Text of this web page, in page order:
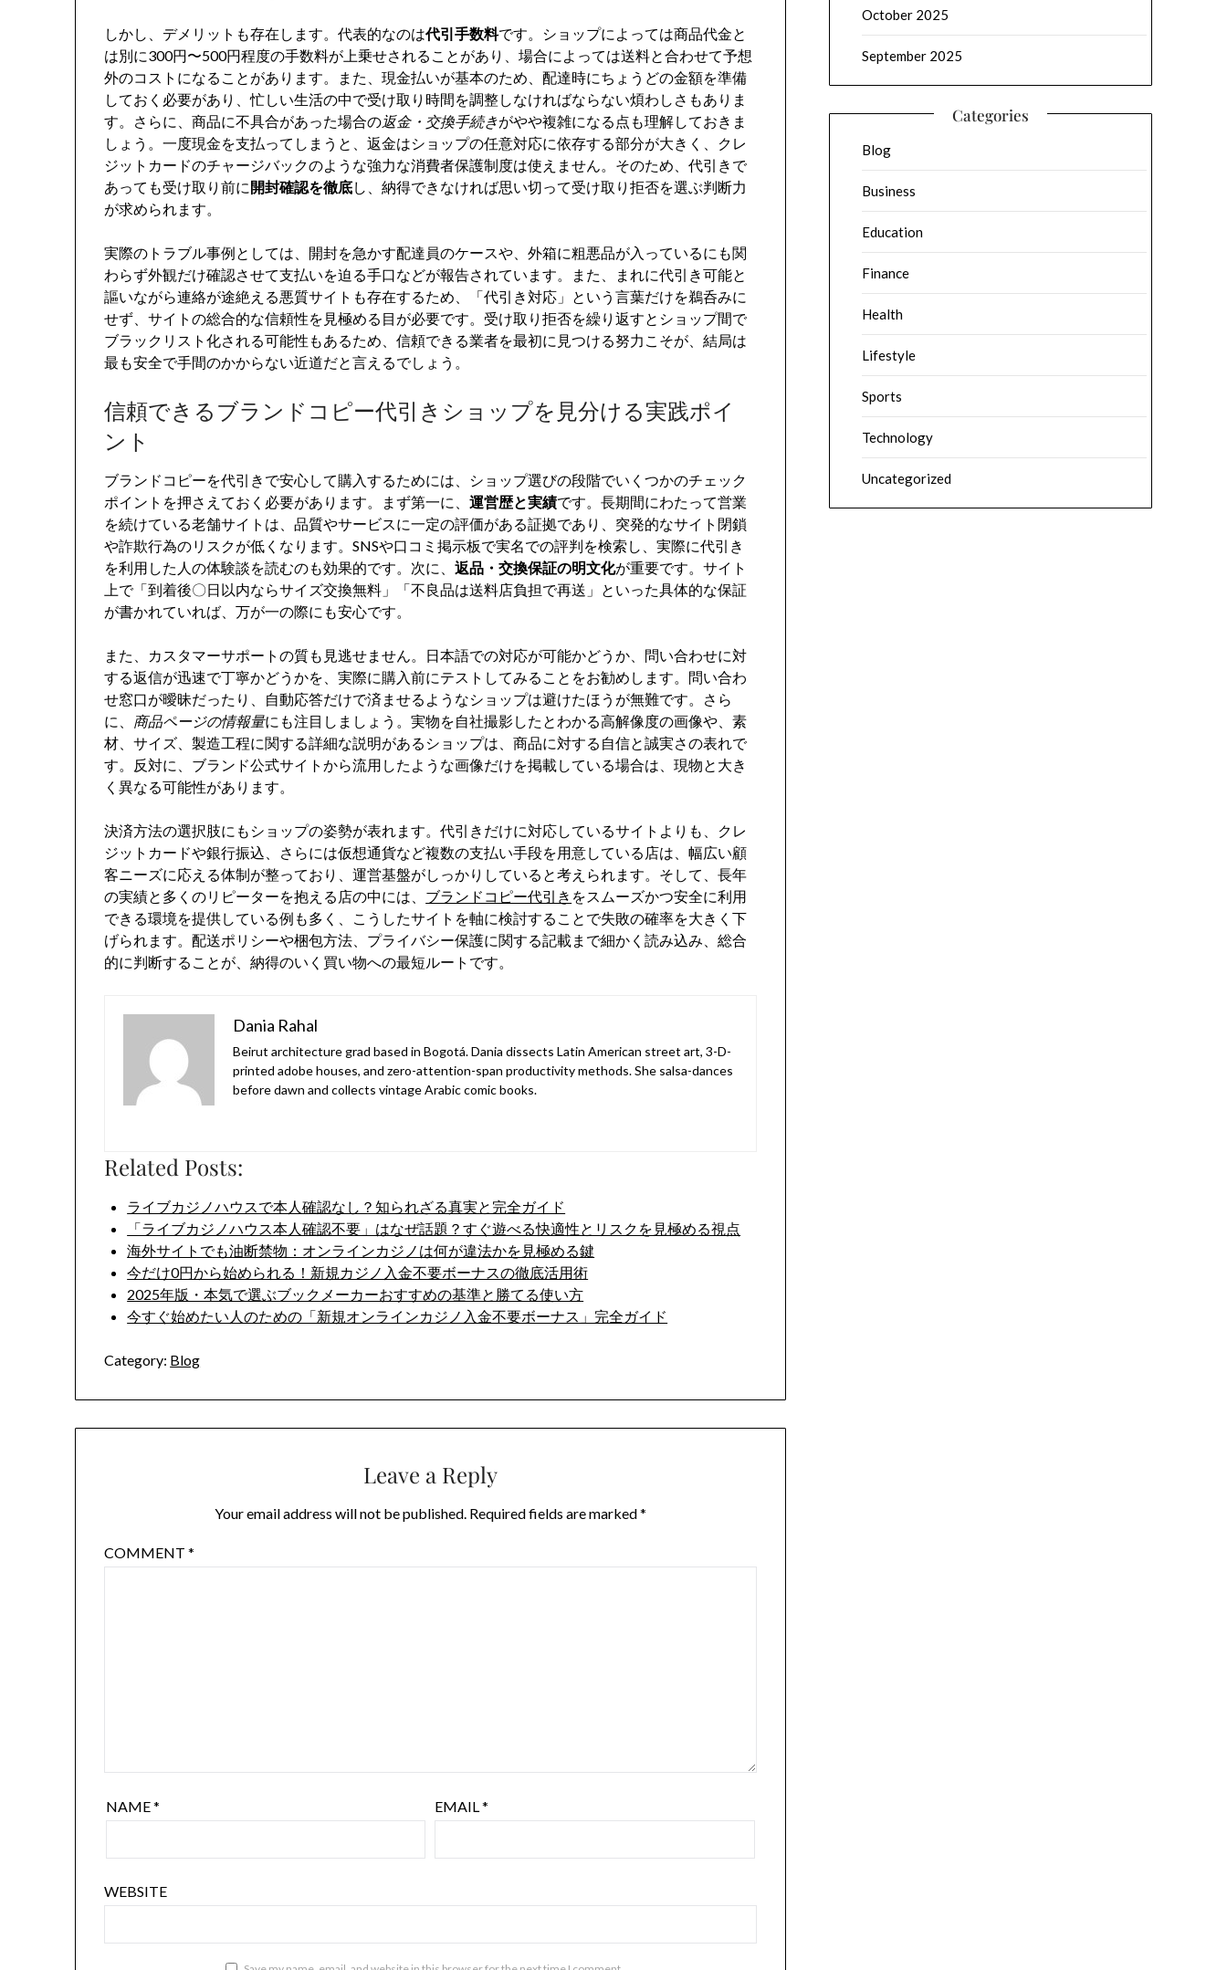
しかし、デメリットも存在します。代表的なのは代引手数料です。ショップによっては商品代金と
は別に300円〜500円程度の手数料が上乗せされることがあり、場合によっては送料と合わせて予想
外のコストになることがあります。また、現金払いが基本のため、配達時にちょうどの金額を準備
しておく必要があり、忙しい生活の中で受け取り時間を調整しなければならない煩わしさもありま
す。さらに、商品に不具合があった場合の返金・交換手続きがやや複雑になる点も理解しておきま
しょう。一度現金を支払ってしまうと、返金はショップの任意対応に依存する部分が大きく、クレ
ジットカードのチャージバックのような強力な消費者保護制度は使えません。そのため、代引きで
あっても受け取り前に開封確認を徹底し、納得できなければ思い切って受け取り拒否を選ぶ判断力
が求められます。
実際のトラブル事例としては、開封を急かす配達員のケースや、外箱に粗悪品が入っているにも関
わらず外観だけ確認させて支払いを迫る手口などが報告されています。また、まれに代引き可能と
謳いながら連絡が途絶える悪質サイトも存在するため、「代引き対応」という言葉だけを鵜呑みに
せず、サイトの総合的な信頼性を見極める目が必要です。受け取り拒否を繰り返すとショップ間で
ブラックリスト化される可能性もあるため、信頼できる業者を最初に見つける努力こそが、結局は
最も安全で手間のかからない近道だと言えるでしょう。
信頼できるブランドコピー代引きショップを見分ける実践ポイ
ント
ブランドコピーを代引きで安心して購入するためには、ショップ選びの段階でいくつかのチェック
ポイントを押さえておく必要があります。まず第一に、運営歴と実績です。長期間にわたって営業
を続けている老舗サイトは、品質やサービスに一定の評価がある証拠であり、突発的なサイト閉鎖
や詐欺行為のリスクが低くなります。SNSや口コミ掲示板で実名での評判を検索し、実際に代引き
を利用した人の体験談を読むのも効果的です。次に、返品・交換保証の明文化が重要です。サイト
上で「到着後〇日以内ならサイズ交換無料」「不良品は送料店負担で再送」といった具体的な保証
が書かれていれば、万が一の際にも安心です。
また、カスタマーサポートの質も見逃せません。日本語での対応が可能かどうか、問い合わせに対
する返信が迅速で丁寧かどうかを、実際に購入前にテストしてみることをお勧めします。問い合わ
せ窓口が曖昧だったり、自動応答だけで済ませるようなショップは避けたほうが無難です。さら
に、 商品ページの情報量にも注目しましょう。実物を自社撮影したとわかる高解像度の画像や、素
材、サイズ、製造工程に関する詳細な説明があるショップは、商品に対する自信と誠実さの表れで
す。反対に、ブランド公式サイトから流用したような画像だけを掲載している場合は、現物と大き
く異なる可能性があります。
決済方法の選択肢にもショップの姿勢が表れます。代引きだけに対応しているサイトよりも、クレ
ジットカードや銀行振込、さらには仮想通貨など複数の支払い手段を用意している店は、幅広い顧
客ニーズに応える体制が整っており、運営基盤がしっかりしていると考えられます。そして、長年
の実績と多くのリピーターを抱える店の中には、 ブランドコピー代引き をスムーズかつ安全に利用
できる環境を提供している例も多く、こうしたサイトを軸に検討することで失敗の確率を大きく下
げられます。配送ポリシーや梱包方法、プライバシー保護に関する記載まで細かく読み込み、総合
的に判断することが、納得のいく買い物への最短ルートです。
Dania Rahal
Beirut architecture grad based in Bogotá. Dania dissects Latin American street art, 3-D-
printed adobe houses, and zero-attention-span productivity methods. She salsa-dances
before dawn and collects vintage Arabic comic books.
Related Posts:
ライブカジノハウスで本人確認なし？知られざる真実と完全ガイド
「ライブカジノハウス本人確認不要」はなぜ話題？すぐ遊べる快適性とリスクを見極める視点
海外サイトでも油断禁物：オンラインカジノは何が違法かを見極める鍵
今だけ0円から始められる！新規カジノ入金不要ボーナスの徹底活用術
2025年版・本気で選ぶブックメーカーおすすめの基準と勝てる使い方
今すぐ始めたい人のための「新規オンラインカジノ入金不要ボーナス」完全ガイド
Category: Blog
Leave a Reply
Your email address will not be published. Required fields are marked*
COMMENT*
NAME* EMAIL*
WEBSITE
October 2025
September 2025
Categories
Blog
Business
Education
Finance
Health
Lifestyle
Sports
Technology
Uncategorized